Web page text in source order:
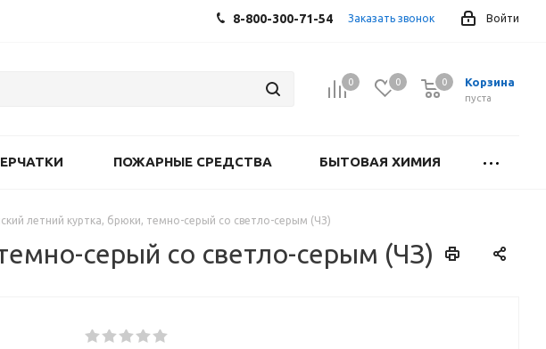
Войти
8-800-300-71-54 Заказать звонок
0 0 Корзина
0
пуста
0
ПОЖАРНЫЕ СРЕДСТВА БЫТОВАЯ ХИМИЯ
летний куртка, брюки, темно-серый со светло-серым (ЧЗ)
серый со светло-серым (ЧЗ)